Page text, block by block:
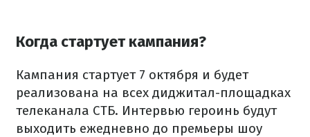
Когда стартует кампания?
Кампания стартует 7 октября и будет
реализована на всех диджитал-площадках
телеканала СТБ. Интервью героинь будут
выходить ежедневно до премьеры шоу